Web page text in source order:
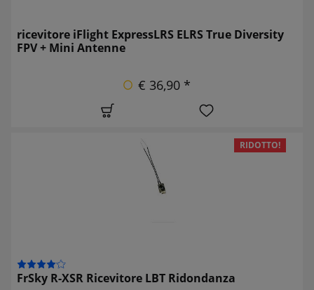
ricevitore iFlight ExpressLRS ELRS True Diversity
FPV + Mini Antenne
€ 36,90 *
RIDOTTO!
FrSky R-XSR Ricevitore LBT Ridondanza